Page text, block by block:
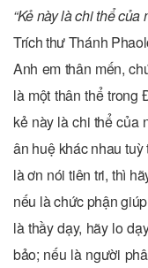
“Kẻ này là chi thể của
Trích thư Thánh
Anh em thân mến,
là một thân thể trong
kẻ này là chi thể của
ân huệ khác nhau
là ơn nói tiên tri, thì
nếu là chức phận
là thầy dạy, hãy lo
bảo; nếu là người